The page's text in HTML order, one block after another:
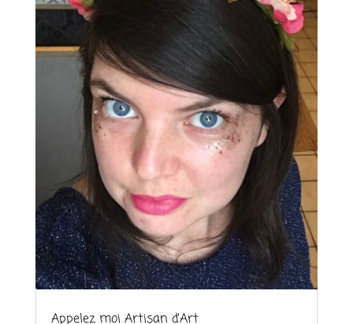
Appelez moi Artisan d’Art